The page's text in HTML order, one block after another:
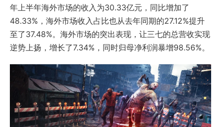
年上半年海外市场的收入为30.33亿元，同比增加了
48.33%，海外市场收入占比也从去年同期的27.12%提升
至了37.48%。海外市场的突出表现，让三七的总营收实现
逆势上扬，增长了7.34%，同时归母净利润暴增98.56%。